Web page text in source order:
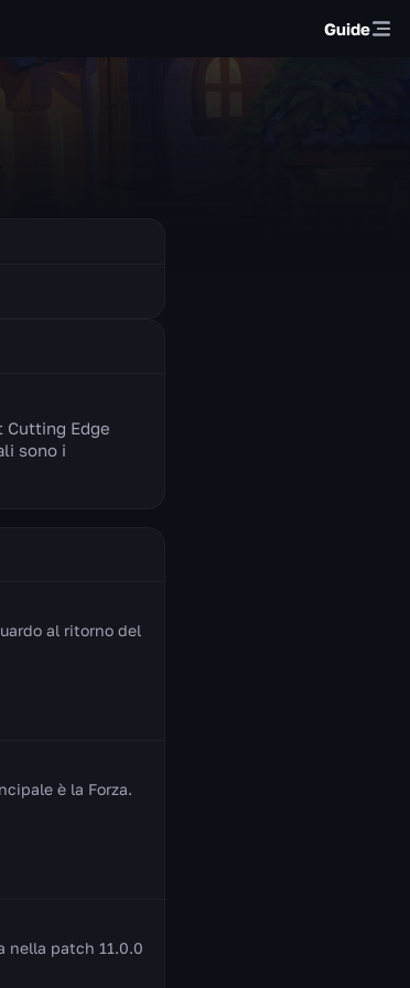
Guide
Cutting Edge
sono i
al ritorno del
è la Forza.
nella patch 11.0.0